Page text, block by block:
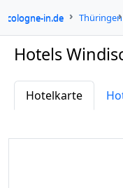
cologne-in.de Thüringen
Hotels
Hotelkarte